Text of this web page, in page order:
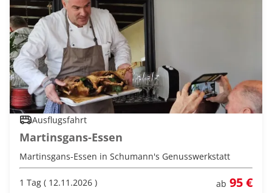
Ausflugsfahrt
Martinsgans-Essen
Martinsgans-Essen in Schumann's Genusswerkstatt
1 Tag ( 12.11.2026 ) ab 95 €